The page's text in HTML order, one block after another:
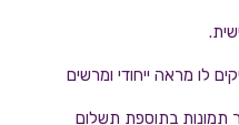
לו מראה ייחודי ומרשים
תמונות בתוספת תשלום